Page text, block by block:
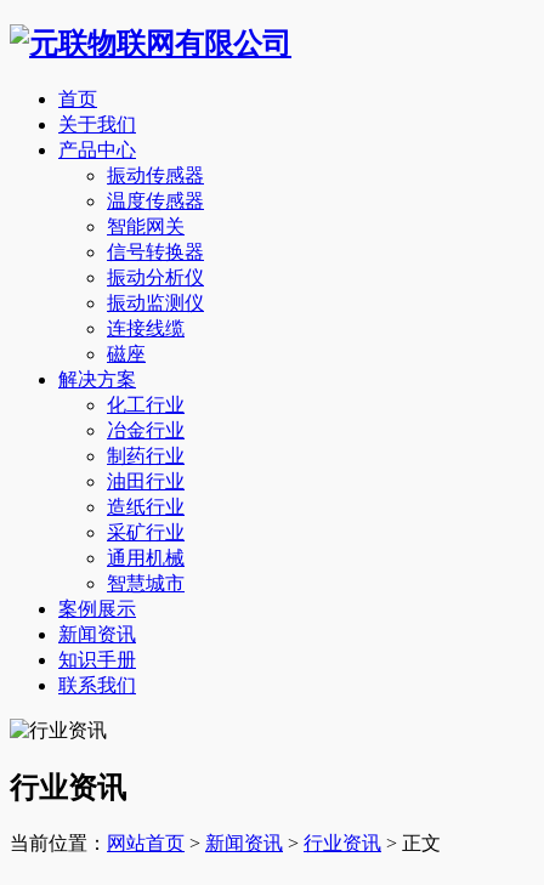
首页
关于我们
产品中心
振动传感器
温度传感器
智能网关
信号转换器
振动分析仪
振动监测仪
连接线缆
磁座
解决方案
化工行业
冶金行业
制药行业
油田行业
造纸行业
采矿行业
通用机械
智慧城市
案例展示
新闻资讯
知识手册
联系我们
行业资讯
当前位置： 网站首页 > 新闻资讯 > 行业资讯 > 正文